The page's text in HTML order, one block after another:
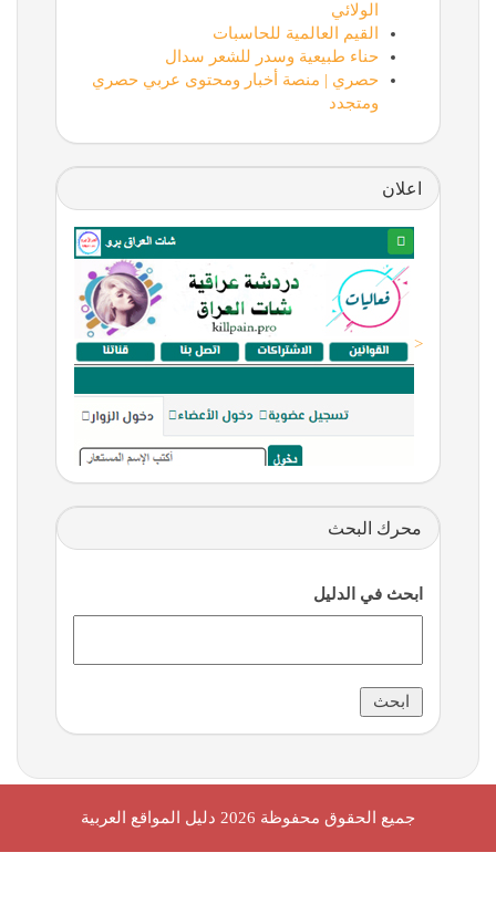
الولائي
القيم العالمية للحاسبات
حناء طبيعية وسدر للشعر سدال
حصري | منصة أخبار ومحتوى عربي حصري
ومتجدد
اعلان
<
محرك البحث
ابحث في الدليل
جميع الحقوق محفوظة 2026 دليل المواقع العربية